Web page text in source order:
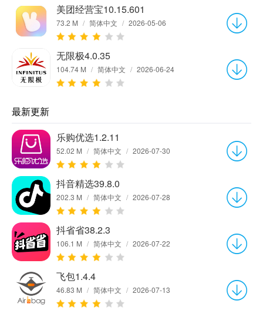
美团经营宝10.15.601
73.2 M / 简体中文 / 2026-05-06
无限极4.0.35
104.74 M / 简体中文 / 2026-06-24
最新更新
乐购优选1.2.11
52.02 M / 简体中文 / 2026-07-30
抖音精选39.8.0
202.3 M / 简体中文 / 2026-07-28
抖省省38.2.3
106.1 M / 简体中文 / 2026-07-22
飞包1.4.4
46.83 M / 简体中文 / 2026-07-13